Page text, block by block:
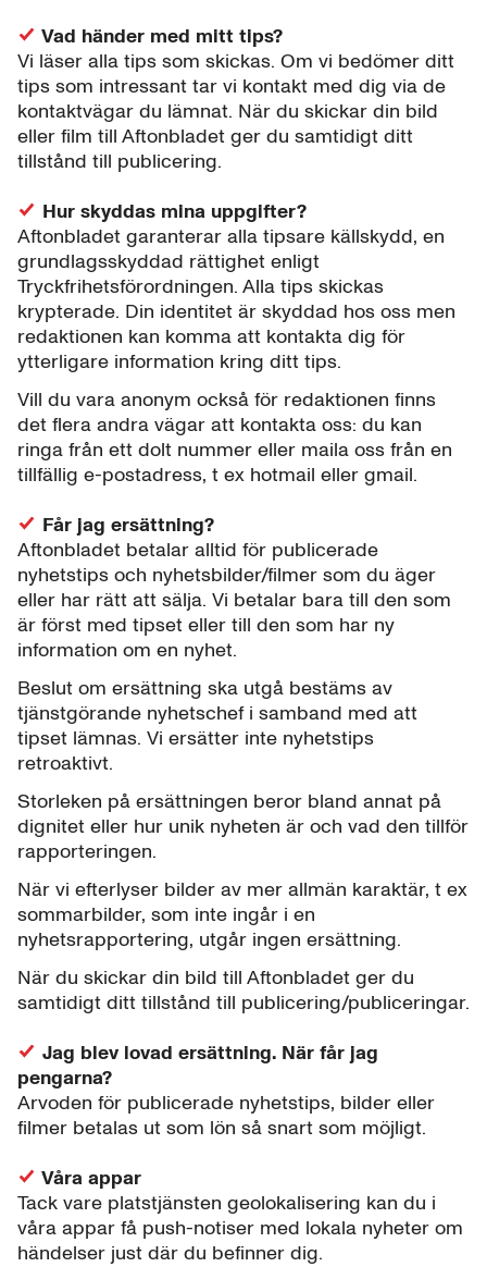
Vad händer med mitt tips?
Vi läser alla tips som skickas. Om vi bedömer ditt
tips som intressant tar vi kontakt med dig via de
kontaktvägar du lämnat. När du skickar din bild
eller film till Aftonbladet ger du samtidigt ditt
tillstånd till publicering.
Hur skyddas mina uppgifter?
Aftonbladet garanterar alla tipsare källskydd, en
grundlagsskyddad rättighet enligt
Tryckfrihetsförordningen. Alla tips skickas
krypterade. Din identitet är skyddad hos oss men
redaktionen kan komma att kontakta dig för
ytterligare information kring ditt tips.
Vill du vara anonym också för redaktionen finns
det flera andra vägar att kontakta oss: du kan
ringa från ett dolt nummer eller maila oss från en
tillfällig e-postadress, t ex hotmail eller gmail.
Får jag ersättning?
Aftonbladet betalar alltid för publicerade
nyhetstips och nyhetsbilder/filmer som du äger
eller har rätt att sälja. Vi betalar bara till den som
är först med tipset eller till den som har ny
information om en nyhet.
Beslut om ersättning ska utgå bestäms av
tjänstgörande nyhetschef i samband med att
tipset lämnas. Vi ersätter inte nyhetstips
retroaktivt.
Storleken på ersättningen beror bland annat på
dignitet eller hur unik nyheten är och vad den tillför
rapporteringen.
När vi efterlyser bilder av mer allmän karaktär, t ex
sommarbilder, som inte ingår i en
nyhetsrapportering, utgår ingen ersättning.
När du skickar din bild till Aftonbladet ger du
samtidigt ditt tillstånd till publicering/publiceringar.
Jag blev lovad ersättning. När får jag
pengarna?
Arvoden för publicerade nyhetstips, bilder eller
filmer betalas ut som lön så snart som möjligt.
Våra appar
Tack vare platstjänsten geolokalisering kan du i
våra appar få push-notiser med lokala nyheter om
händelser just där du befinner dig.